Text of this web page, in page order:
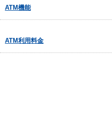
ATM機能
ATM利用料金